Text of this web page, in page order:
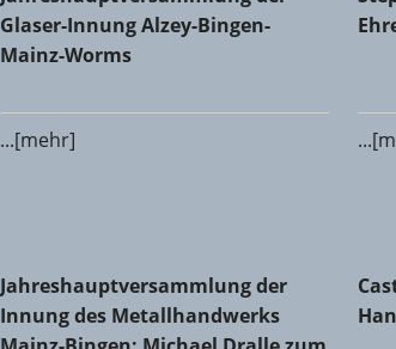
Glaser-Innung Alzey-Bingen-
Mainz-Worms
...[mehr]
Jahreshauptversammlung der Innung des
Jahreshauptversammlung der
Innung des Metallhandwerks